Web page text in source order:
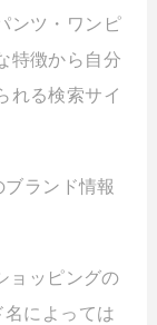
ンツ・ワンピ
特徴から自分
れる検索サイ
ランド情報
ョッピングの
によっては